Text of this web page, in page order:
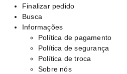
Finalizar pedido
Busca
Informações
Política de pagamento
Política de segurança
Política de troca
Sobre nós